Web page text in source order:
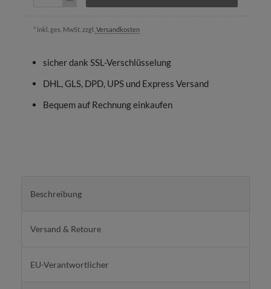
* inkl. ges. MwSt. zzgl. Versandkosten
sicher dank SSL-Verschlüsselung
DHL, GLS, DPD, UPS und Express Versand
Bequem auf Rechnung einkaufen
Beschreibung
Versand & Retoure
EU-Verantwortlicher